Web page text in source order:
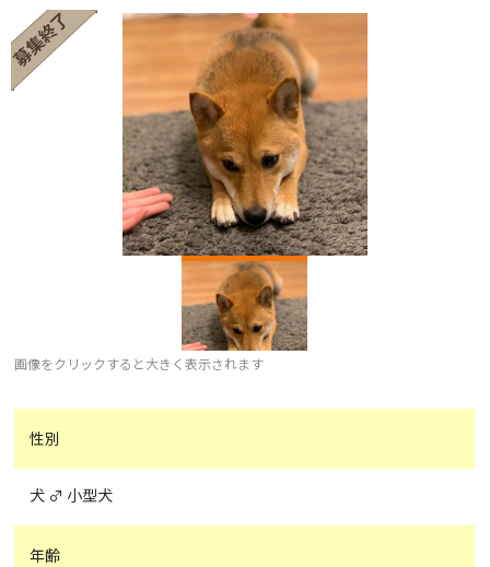
画像をクリックすると大きく表示されます
性別
犬 ♂ 小型犬
年齢